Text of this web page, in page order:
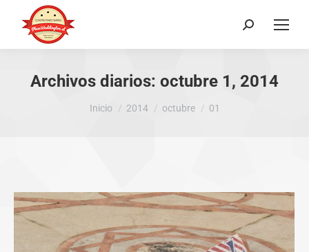
Buscar:
Archivos diarios: octubre 1, 2014
Estás aquí:
Inicio 2014 octubre 01